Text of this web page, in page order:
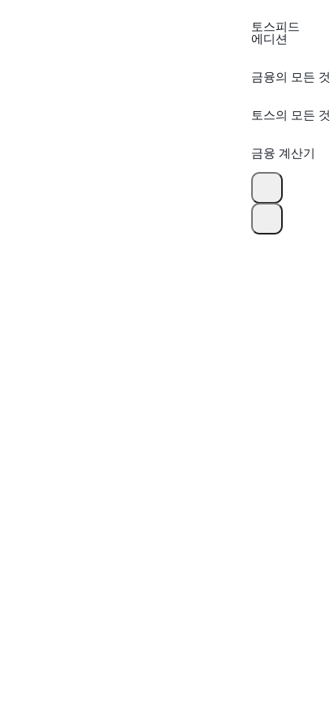
토스피드
에디션
금융의 모든 것
토스의 모든 것
금융 계산기